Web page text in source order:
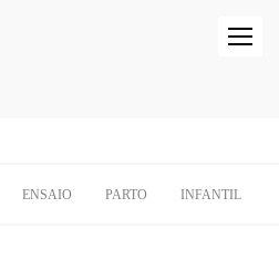
ENSAIO PARTO INFANTIL